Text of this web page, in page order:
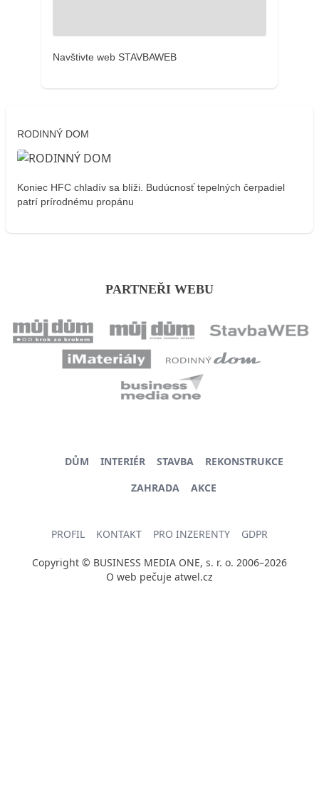
Navštivte web STAVBAWEB
RODINNÝ DOM
Koniec HFC chladív sa blíži. Budúcnosť tepelných čerpadiel
patrí prírodnému propánu
PARTNEŘI WEBU
DŮM INTERIÉR STAVBA
REKONSTRUKCE
ZAHRADA
AKCE
PROFIL KONTAKT PRO INZERENTY GDPR
Copyright © BUSINESS MEDIA ONE, s. r. o. 2006–2026